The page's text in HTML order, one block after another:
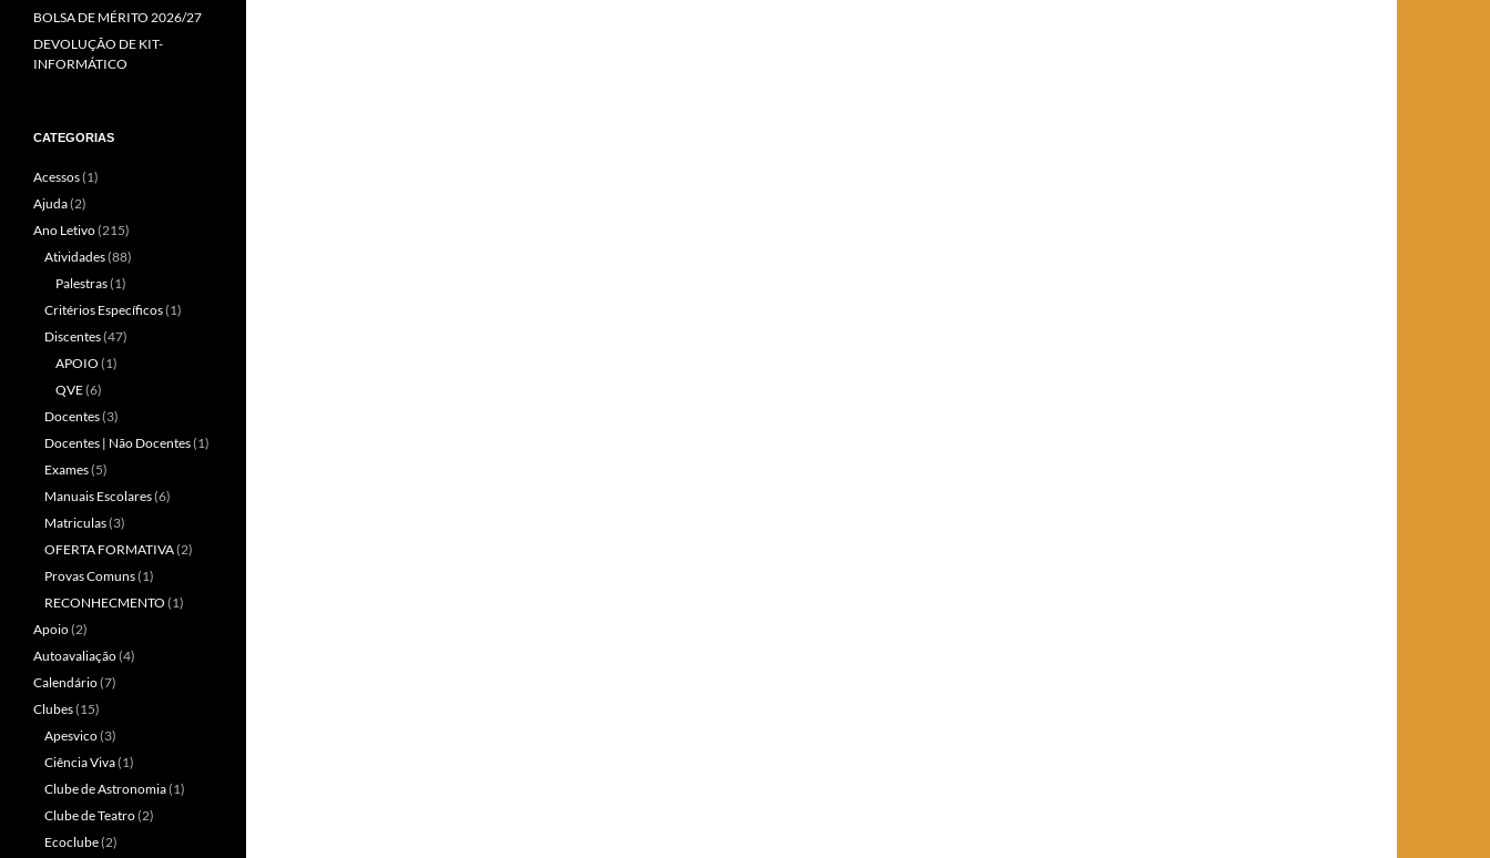
BOLSA DE MÉRITO 2026/27
DEVOLUÇÃO DE KIT-
INFORMÁTICO
CATEGORIAS
Acessos(1)
Ajuda(2)
Ano Letivo(215)
Atividades(88)
Palestras(1)
Critérios Específicos(1)
Discentes(47)
APOIO (1)
QVE(6)
Docentes(3)
Docentes | Não Docentes(1)
Exames(5)
Manuais Escolares(6)
Matriculas(3)
OFERTA FORMATIVA(2)
Provas Comuns(1)
RECONHECMENTO (1)
Apoio(2)
Autoavaliação(4)
Calendário(7)
Clubes(15)
Apesvico(3)
Ciência Viva(1)
Clube de Astronomia(1)
Clube de Teatro(2)
Ecoclube(2)